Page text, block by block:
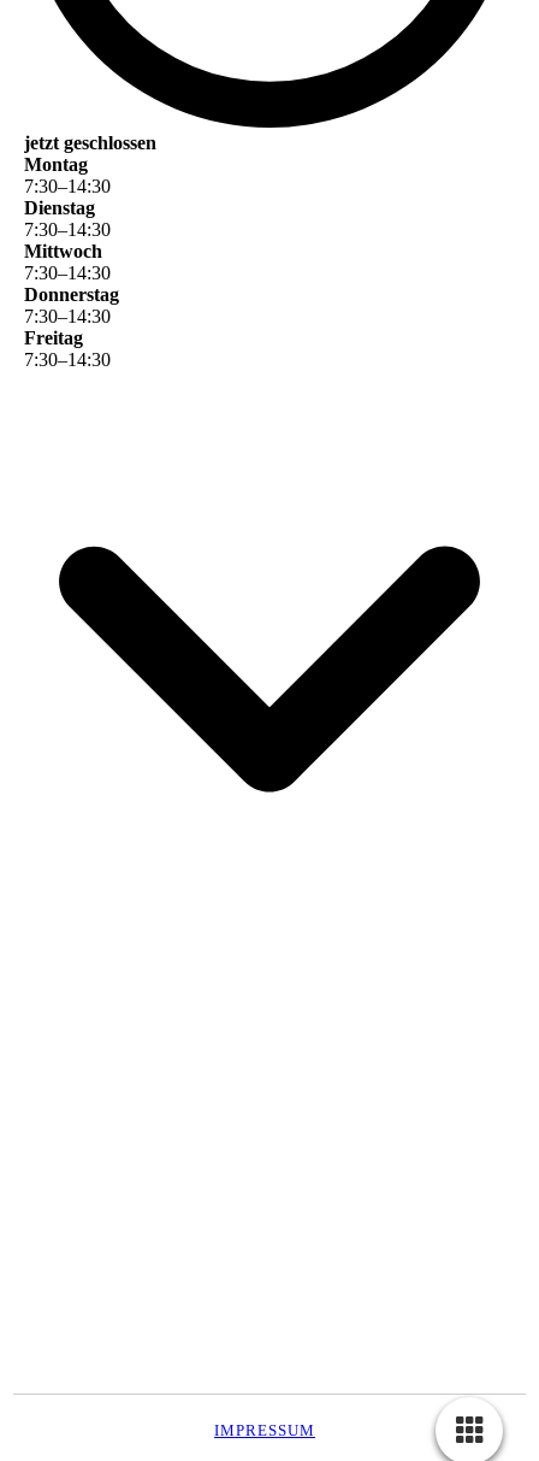
jetzt geschlossen
Montag
7:30–14:30
Dienstag
7:30–14:30
Mittwoch
7:30–14:30
Donnerstag
7:30–14:30
Freitag
7:30–14:30
IMPRESSUM